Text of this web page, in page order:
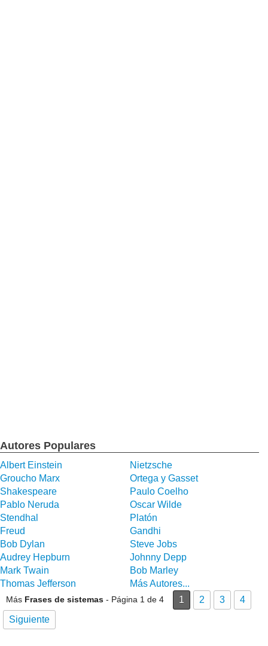
Autores Populares
Albert Einstein
Nietzsche
Groucho Marx
Ortega y Gasset
Shakespeare
Paulo Coelho
Pablo Neruda
Oscar Wilde
Stendhal
Platón
Freud
Gandhi
Bob Dylan
Steve Jobs
Audrey Hepburn
Johnny Depp
Mark Twain
Bob Marley
Thomas Jefferson
Más Autores...
Más Frases de sistemas - Página 1 de 4 1 2 3
4
Siguiente